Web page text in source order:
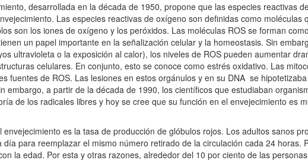
desarrollada en la década de 1950, propone que las especies reactivas
Las especies reactivas de oxígeno son definidas como moléculas
son los iones de oxígeno y los peróxidos. Las moléculas ROS se forman
un papel importante en la señalización celular y la homeostasis. Sin
ultravioleta o la exposición al calor), los niveles de ROS pueden aumentar
celulares. En conjunto, esto se conoce como estrés oxidativo. Las
fuentes de ROS. Las lesiones en estos orgánulos y en su DNA se
embargo, a partir de la década de 1990, los científicos que estudiaban
de los radicales libres y hoy se cree que su función en el envejecimiento es
es la tasa de producción de glóbulos rojos. Los adultos sanos
para reemplazar el mismo número retirado de la circulación cada 24 horas.
la edad. Por esta y otras razones, alrededor del 10 por ciento de las